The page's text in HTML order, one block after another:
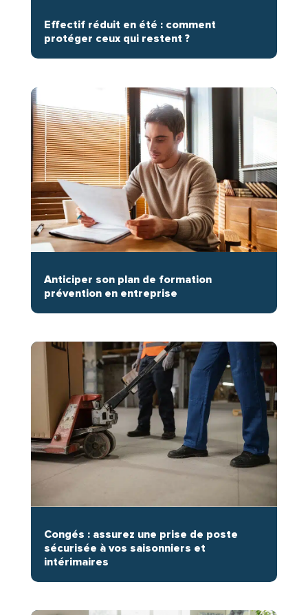
Effectif réduit en été : comment
protéger ceux qui restent ?
Anticiper son plan de formation
prévention en entreprise
Congés : assurez une prise de poste
sécurisée à vos saisonniers et
intérimaires